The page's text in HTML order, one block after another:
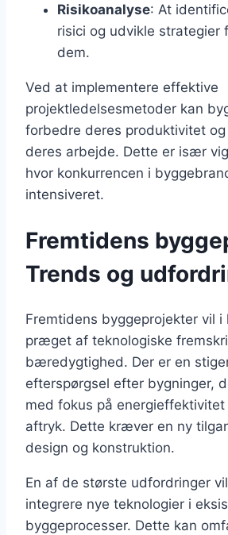
Risikoanalyse: At
risici og udvikle strategier
dem.
Ved at implementere effektive
projektledelsesmetoder kan
forbedre deres produktivitet
deres arbejde. Dette er især
hvor konkurrencen i
intensiveret.
Fremtidens
Trends og
Fremtidens byggeprojekter vil i
præget af teknologiske
bæredygtighed. Der er en
efterspørgsel efter bygninger,
med fokus på energieffektivitet
aftryk. Dette kræver en ny
design og konstruktion.
En af de største udfordringer
integrere nye teknologier i
byggeprocesser. Dette kan